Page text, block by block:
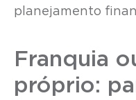
planejamento
Franquia
próprio: